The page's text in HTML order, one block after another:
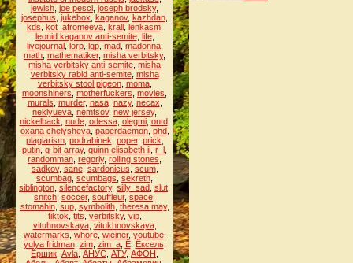
jewish joe pesci joseph brodsky,
josephus jukebox kaganov, kazhdan
kds kot_afromeeva, krall, lenkasm,
leonid kaganov anti-semite, life,
livejournal, lorp, lqp, mad, madonna,
math mathematiker, misha verbitsky,
misha verbitsky anti-semite misha
verbitsky rabid anti-semite, misha
verbitsky stool pigeon, moma,
moonshiners motherfuckers movies
murals murder, nasa, nazy, necax
neklyueva nemtsov, new jersey,
nickelback nude, odessa, olegmi, ontd,
oxana chelysheva, paperdaemon, phd,
plagiarism, podrabinek poper, prick
putin q-bit array, quinn elisabeth ii r_l
randomman regoriy, rolling stones
sadkov, sane, sardonicus scum,
scumbag scumbags sekreth
siblington silencefactory, silly_sad slut
snitch soccer, souffleur, space
stomahin, sup, symbolith, theresa may,
tiktok tits verbitsky, vip,
vituhnovskaya, vitukhnovskaya,
watermarks whore, wieiner, youtube,
yulya fridman, zim, zim_a, Ё, Ёксель,
Ёршик Аvla АНУС АТУ, АФОН